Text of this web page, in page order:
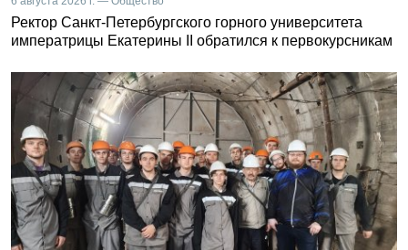
Ректор Санкт-Петербургского горного университета
императрицы Екатерины II обратился к первокурсникам